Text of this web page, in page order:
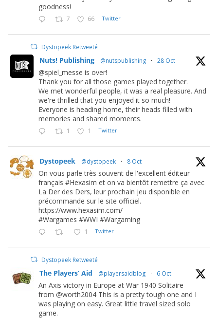
goodness!
7 66 Twitter
Dystopeek Retweeté
Nuts! Publishing @nutspublishing · 28 Oct
@spiel_messe is over!
Thank you for all those games played together.
We met wonderful people, it was a real pleasure. And
we're thrilled that you enjoyed it so much!
Everyone is heading home, their heads filled with
memories and shared moments.
1 1 Twitter
Dystopeek @dystopeek · 8 Oct
On vous parle très souvent de l'excellent éditeur
français #Hexasim et on va bientôt remettre ça avec
La Der des Ders, leur prochain jeu disponible en
précommande sur le site officiel.
https://www.hexasim.com/
#Wargames #WWI #Wargaming
1 Twitter
Dystopeek Retweeté
The Players’ Aid @playersaidblog · 6 Oct
An Axis victory in Europe at War 1940 Solitaire
from @worth2004 This is a pretty tough one and I
was playing on easy. Great little travel sized solo
game.